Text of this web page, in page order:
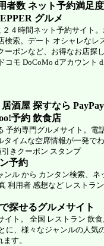
者数 ネット予約満足
グルメ
４時間ネット予約サイト
索。デート オシャレなレ
ポンなど、お得なお店探
コモ DoCoMo dアカウント
酒屋 探すなら
予約 飲食店
予約専門グルメサイト。電
タイムな空席情報が一発で
きクーポン スタンプ
予約
ンル から カンタン検索、ネ
利用者 感想など レストラ
探せるグルメサイト
ト。 全国 レストラン 飲
に、様々なジャンルの人気
す。